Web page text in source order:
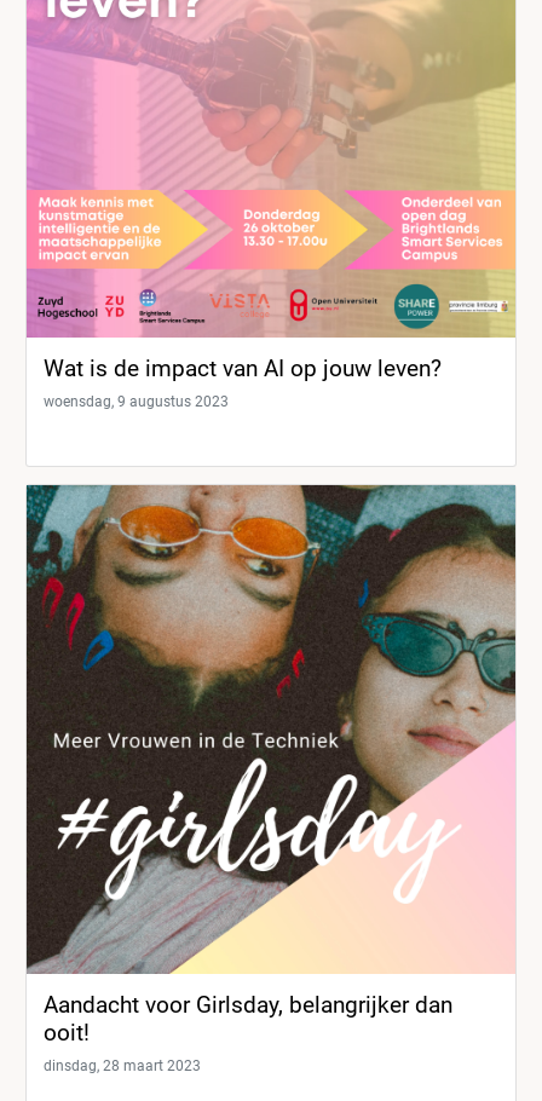
Wat is de impact van AI op jouw leven?
woensdag, 9 augustus 2023
Aandacht voor Girlsday, belangrijker dan
ooit!
dinsdag, 28 maart 2023